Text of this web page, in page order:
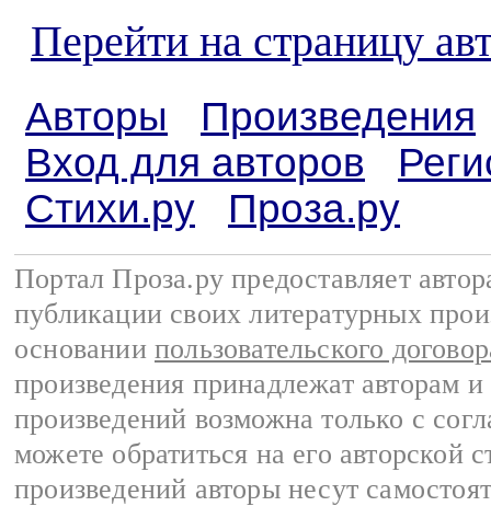
Перейти на страницу
Авторы
Произведения
Вход для авторов
Стихи.ру
Проза.ру
Портал Проза.ру предоставляет
публикации своих литературных
основании пользовательского
произведения принадлежат авторам
произведений возможна только с
можете обратиться на его авторской
произведений авторы несут